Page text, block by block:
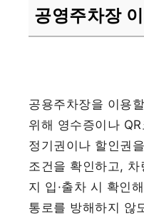
공영주차장
공용주차장을 이용
위해 영수증이나
정기권이나 할인권
조건을 확인하고,
지 입·출차 시 확인
통로를 방해하지 않